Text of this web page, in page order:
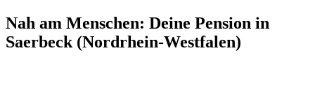
Nah am Menschen: Deine Pension in
Saerbeck (Nordrhein-Westfalen)